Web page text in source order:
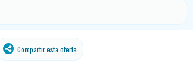
Compartir esta oferta